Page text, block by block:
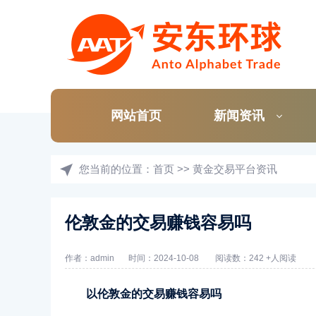
网站首页 新闻资讯
您当前的位置： 首页 >> 黄金交易平台资讯
伦敦金的交易赚钱容易吗
作者：admin 时间：2024-10-08 阅读数：242 +人阅读
以伦敦金的交易赚钱容易吗